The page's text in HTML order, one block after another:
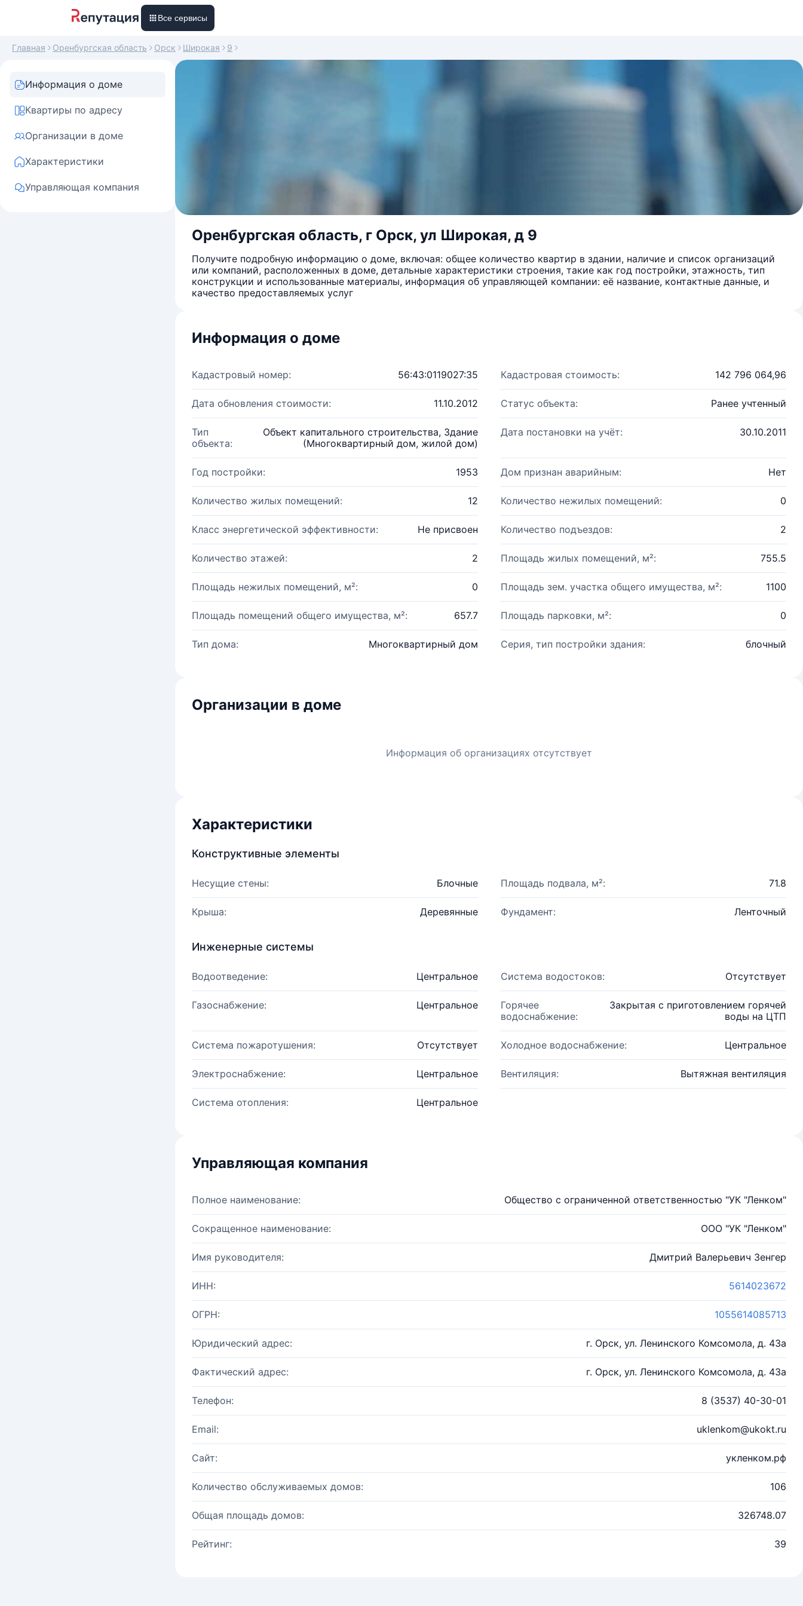
Все сервисы
Главная Оренбургская область Орск Широкая 9
Информация о доме
Квартиры по адресу
Организации в доме
Характеристики
Управляющая компания
Оренбургская область, г Орск, ул Широкая, д 9
Получите подробную информацию о доме, включая: общее количество квартир в здании, наличие и список организаций
или компаний, расположенных в доме, детальные характеристики строения, такие как год постройки, этажность, тип
конструкции и использованные материалы, информация об управляющей компании: её название, контактные данные, и
качество предоставляемых услуг
Информация о доме
Кадастровый номер: 56:43:0119027:35 Кадастровая стоимость: 142 796 064,96
Дата обновления стоимости: 11.10.2012 Статус объекта: Ранее учтенный
Тип
объекта:
Объект капитального строительства, Здание
(Многоквартирный дом, жилой дом)
Дата постановки на учёт: 30.10.2011
Год постройки: 1953 Дом признан аварийным: Нет
Количество жилых помещений: 12 Количество нежилых помещений: 0
Класс энергетической эффективности: Не присвоен Количество подъездов: 2
Количество этажей: 2 Площадь жилых помещений, м²: 755.5
Площадь нежилых помещений, м²: 0 Площадь зем. участка общего имущества, м²: 1100
Площадь помещений общего имущества, м²: 657.7 Площадь парковки, м²: 0
Тип дома: Многоквартирный дом Серия, тип постройки здания: блочный
Организации в доме
Информация об организациях отсутствует
Характеристики
Конструктивные элементы
Несущие стены: Блочные Площадь подвала, м²: 71.8
Крыша: Деревянные Фундамент: Ленточный
Инженерные системы
Водоотведение: Центральное Система водостоков: Отсутствует
Газоснабжение: Центральное
Горячее
водоснабжение:
Закрытая с приготовлением горячей
воды на ЦТП
Система пожаротушения: Отсутствует Холодное водоснабжение: Центральное
Электроснабжение: Центральное Вентиляция: Вытяжная вентиляция
Система отопления: Центральное
Управляющая компания
Полное наименование: Общество с ограниченной ответственностью "УК "Ленком"
Сокращенное наименование: ООО "УК "Ленком"
Имя руководителя: Дмитрий Валерьевич Зенгер
ИНН: 5614023672
ОГРН: 1055614085713
Юридический адрес: г. Орск, ул. Ленинского Комсомола, д. 43а
Фактический адрес: г. Орск, ул. Ленинского Комсомола, д. 43а
Телефон: 8 (3537) 40-30-01
Email: uklenkom@ukokt.ru
Сайт: укленком.рф
Количество обслуживаемых домов: 106
Общая площадь домов: 326748.07
Рейтинг: 39